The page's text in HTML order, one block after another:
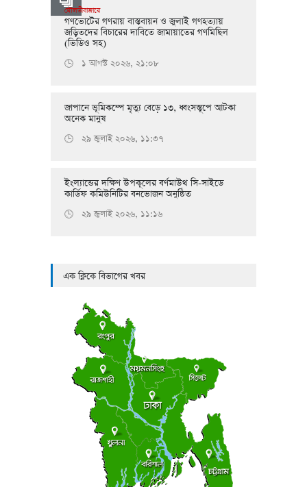
মৌলভীবাজারে
গণভোটের গণরায় বাস্তবায়ন ও জুলাই গণহত্যায়
জড়িতদের বিচারের দাবিতে জামায়াতের গণমিছিল
(ভিডিও সহ)
🕒 ১ আগস্ট ২০২৬, ২১:০৮
জাপানে ভূমিকম্পে মৃত্যু বেড়ে ১৩, ধ্বংসস্তূপে আটকা
অনেক মানুষ
🕒 ২৯ জুলাই ২০২৬, ১১:৩৭
ইংল্যান্ডের দক্ষিণ উপকূলের বর্ণমাউথ সি-সাইডে
কার্ডিফ কমিউনিটির বনভোজন অনুষ্ঠিত
🕒 ২৯ জুলাই ২০২৬, ১১:১৬
এক ক্লিকে বিভাগের খবর